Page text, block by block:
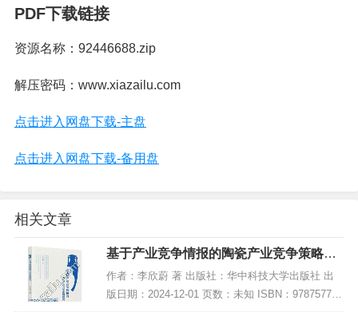
PDF下载链接
资源名称：92446688.zip
解压密码：www.xiazailu.com
点击进入网盘下载-主盘
点击进入网盘下载-备用盘
相关文章
基于产业竞争情报的陶瓷产业竞争策略研
究,PDF电子书下载
作者：李欣蔚 著 出版社：华中科技大学出版社 出
版日期：2024-12-01 页数：未知 ISBN：978757721
4054 电子书大小：257MB [高清扫描版PDF格式] 内